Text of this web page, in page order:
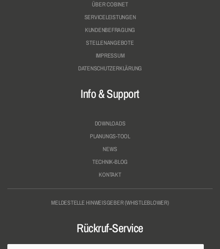
ÜBER COBINET
SERVICELEISTUNGEN
KUNDENBEFRAGUNG
STELLENANGEBOTE
IMPRESSUM
DATENSCHUTZERKLÄRUNG
Info & Support
DOWNLOADS
PLANUNGS-TOOL
NEWS
TECHNIK-BLOG
KONTAKT
MELDESTELLE HINWEISGEBER (WHISTLEBLOWER)
Rückruf-Service